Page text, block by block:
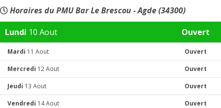
Horaires du PMU Bar Le Brescou - Agde (34300)
Lundi 10 Aout Ouvert
Mardi 11 Aout Ouvert
Mercredi 12 Aout Ouvert
Jeudi 13 Aout Ouvert
Vendredi 14 Aout Ouvert